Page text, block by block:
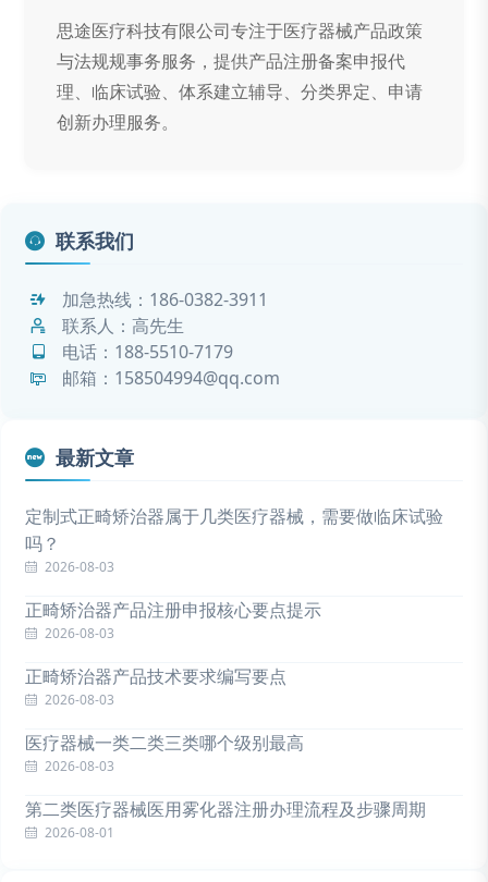
思途医疗科技有限公司专注于医疗器械产品政策
与法规规事务服务，提供产品注册备案申报代
理、临床试验、体系建立辅导、分类界定、申请
创新办理服务。
联系我们
加急热线： 186-0382-3911
联系人：高先生
电话： 188-5510-7179
邮箱：158504994@qq.com
最新文章
定制式正畸矫治器属于几类医疗器械，需要做临床试验
吗？
2026-08-03
正畸矫治器产品注册申报核心要点提示
2026-08-03
正畸矫治器产品技术要求编写要点
2026-08-03
医疗器械一类二类三类哪个级别最高
2026-08-03
第二类医疗器械医用雾化器注册办理流程及步骤周期
2026-08-01